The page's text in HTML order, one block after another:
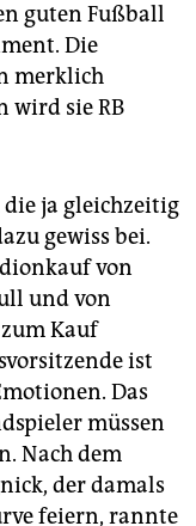
guten Fußball
Die
merklich
wird sie RB
ja gleichzeitig
gewiss bei.
von
und von
Kauf
ist
Das
müssen
Nach dem
der damals
feiern, rannte